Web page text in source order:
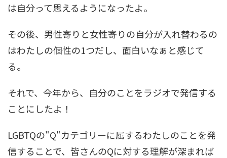
は自分って思えるようになったよ。
その後、男性寄りと女性寄りの自分が入れ替わるの
はわたしの個性の1つだし、面白いなぁと感じて
る。
それで、今年から、自分のことをラジオで発信する
ことにしたよ！
LGBTQの"Q"カテゴリーに属するわたしのことを発
信することで、皆さんのQに対する理解が深まれば